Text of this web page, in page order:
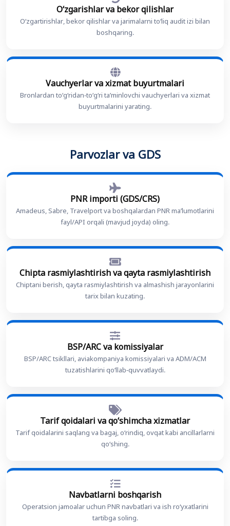
Oʻzgarishlar va bekor qilishlar
Oʻzgartirishlar, bekor qilishlar va jarimalarni to‘liq audit izi bilan
boshqaring.
Vauchyerlar va xizmat buyurtmalari
Bronlardan toʻgʻridan-toʻgʻri taʼminlovchi vauchyerlari va xizmat
buyurtmalarini yarating.
Parvozlar va GDS
PNR importi (GDS/CRS)
Amadeus, Sabre, Travelport va boshqalardan PNR maʼlumotlarini
fayl/API orqali (mavjud joyda) oling.
Chipta rasmiylashtirish va qayta rasmiylashtirish
Chiptani berish, qayta rasmiylashtirish va almashish jarayonlarini
tarix bilan kuzating.
BSP/ARC va komissiyalar
BSP/ARC tsikllari, aviakompaniya komissiyalari va ADM/ACM
tuzatishlarini qoʻllab-quvvatlaydi.
Tarif qoidalari va qoʻshimcha xizmatlar
Tarif qoidalarini saqlang va bagaj, oʻrindiq, ovqat kabi ancillarlarni
qoʻshing.
Navbatlarni boshqarish
Operatsion jamoalar uchun PNR navbatlari va ish roʻyxatlarini
tartibga soling.